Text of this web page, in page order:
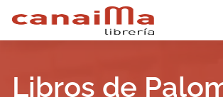
Saltar al contenido principal
Libros de